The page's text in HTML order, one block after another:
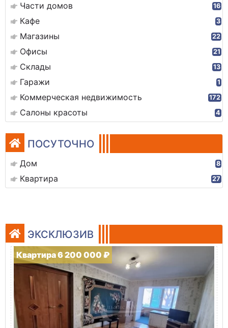
Части домов 16
Кафе 3
Магазины 22
Офисы 21
Склады 13
Гаражи 1
Коммерческая недвижимость 172
Салоны красоты 4
ПОСУТОЧНО
Дом 8
Квартира 27
ЭКСКЛЮЗИВ
Квартира 6 200 000 ₽